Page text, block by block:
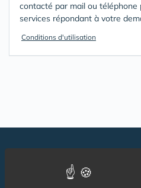
contacté par mail ou téléphone
services répondant à votre
Conditions d'utilisation